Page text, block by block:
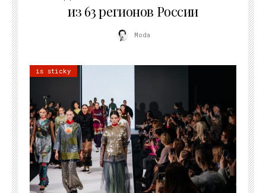
из 63 регионов России
Moda
is sticky